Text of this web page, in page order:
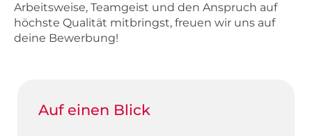
Arbeitsweise, Teamgeist und den Anspruch auf
höchste Qualität mitbringst, freuen wir uns auf
deine Bewerbung!
Auf einen Blick